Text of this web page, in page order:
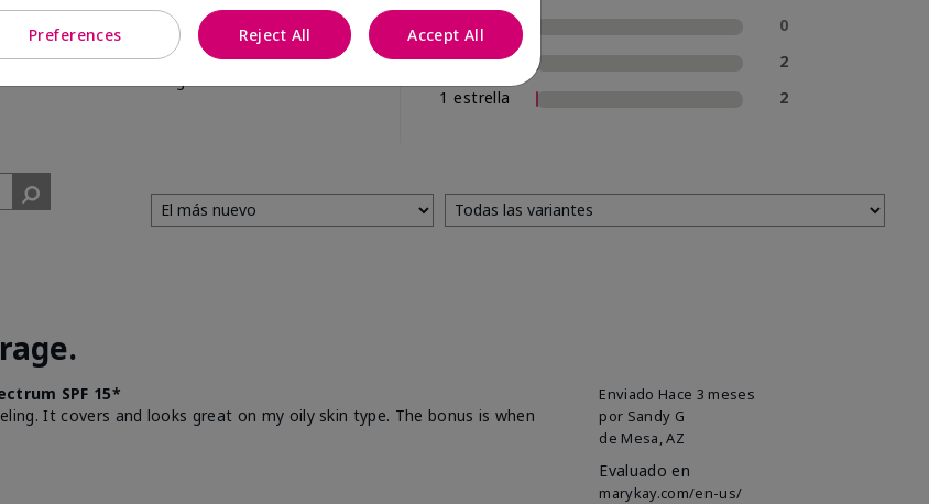
de los encuestados
recomendaría a un
3 estrellas
0
2 estrellas
2
1 estrella
2
Enviado Hace 3 meses
por Sandy G
de Mesa, AZ
Evaluado en
marykay.com/en-us/
SPF 15*
It covers and looks great on my oily skin type. The bonus is when
Preferences Reject All Accept All